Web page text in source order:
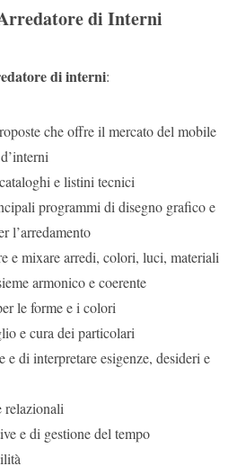
di Interni
di interni:
che offre il mercato del mobile
e listini tecnici
programmi di disegno grafico e
l’arredamento
e mixare arredi, colori, luci, materiali
armonico e coerente
le forme e i colori
e cura dei particolari
e di interpretare esigenze, desideri e
relazionali
e di gestione del tempo